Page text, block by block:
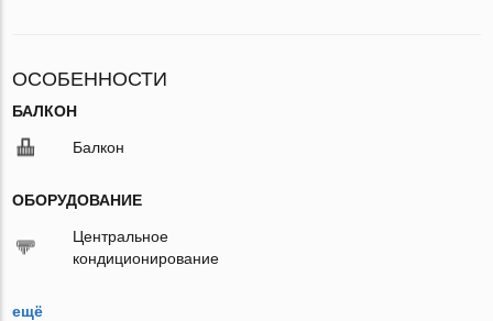
ОСОБЕННОСТИ
БАЛКОН
Балкон
ОБОРУДОВАНИЕ
Центральное
кондиционирование
ещё